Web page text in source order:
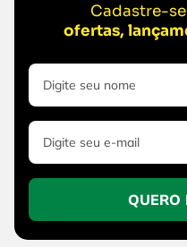
Cadastre-
ofertas,
QUERO